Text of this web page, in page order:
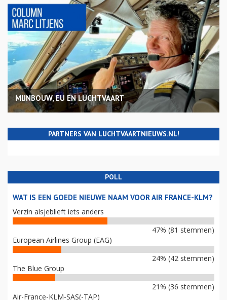
MIJNBOUW, EU EN LUCHTVAART
PARTNERS VAN LUCHTVAARTNIEUWS.NL!
POLL
WAT IS EEN GOEDE NIEUWE NAAM VOOR AIR FRANCE-KLM?
Verzin alsjeblieft iets anders
47% (81 stemmen)
European Airlines Group (EAG)
24% (42 stemmen)
The Blue Group
21% (36 stemmen)
Air-France-KLM-SAS(-TAP)